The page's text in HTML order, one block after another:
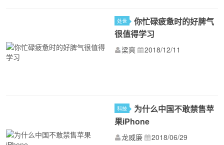
处世
你忙碌疲惫时的好脾气
很值得学习
梁爽 2018/12/11
科技
为什么中国不敢禁售苹
果iPhone
龙威廉 2018/06/29